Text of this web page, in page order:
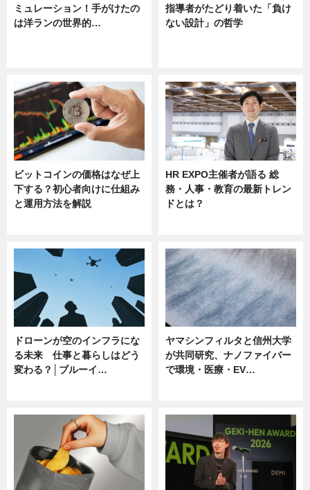
ミュレーション！手がけたの
は洋ランの世界的…
指導者がたどり着いた「負け
ない設計」の哲学
ビットコインの価格はなぜ上
下する？初心者向けに仕組み
と運用方法を解説
HR EXPO主催者が語る 総
務・人事・教育の最新トレン
ドとは？
ドローンが空のインフラにな
る未来 仕事と暮らしはどう
変わる？│ブルーイ…
ヤマシンフィルタと信州大学
が共同研究、ナノファイバー
で環境・医療・EV…